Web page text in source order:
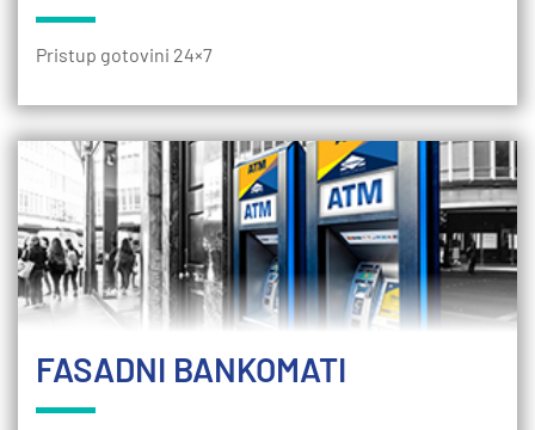
Pristup gotovini 24×7
FASADNI BANKOMATI